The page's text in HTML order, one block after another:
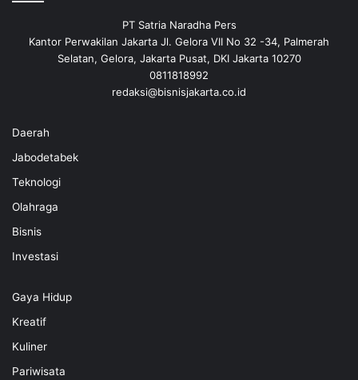
PT Satria Naradha Pers
Kantor Perwakilan Jakarta Jl. Gelora VII No 32 -34, Palmerah
Selatan, Gelora, Jakarta Pusat, DKI Jakarta 10270
0811818992
redaksi@bisnisjakarta.co.id
Daerah
Jabodetabek
Teknologi
Olahraga
Bisnis
Investasi
Gaya Hidup
Kreatif
Kuliner
Pariwisata